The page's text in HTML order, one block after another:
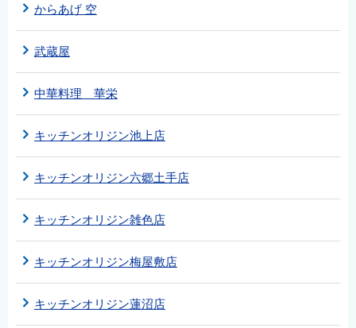
からあげ 空
武蔵屋
中華料理 華栄
キッチンオリジン池上店
キッチンオリジン六郷土手店
キッチンオリジン雑色店
キッチンオリジン梅屋敷店
キッチンオリジン蓮沼店